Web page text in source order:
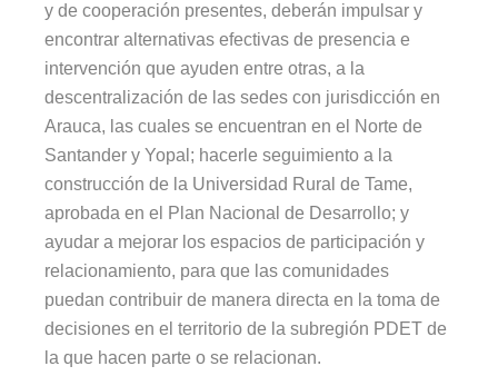
y de cooperación presentes, deberán impulsar y
encontrar alternativas efectivas de presencia e
intervención que ayuden entre otras, a la
descentralización de las sedes con jurisdicción en
Arauca, las cuales se encuentran en el Norte de
Santander y Yopal; hacerle seguimiento a la
construcción de la Universidad Rural de Tame,
aprobada en el Plan Nacional de Desarrollo; y
ayudar a mejorar los espacios de participación y
relacionamiento, para que las comunidades
puedan contribuir de manera directa en la toma de
decisiones en el territorio de la subregión PDET de
la que hacen parte o se relacionan.